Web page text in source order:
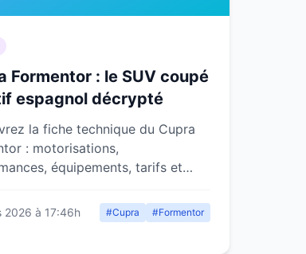
Formentor : le SUV coupé
espagnol décrypté
la fiche technique du Cupra
: motorisations,
équipements, tarifs et
2026 à 17:46h #Cupra #Formentor